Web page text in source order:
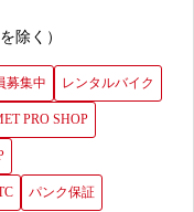
除く）
募集中 レンタルバイク
PRO SHOP
パンク保証